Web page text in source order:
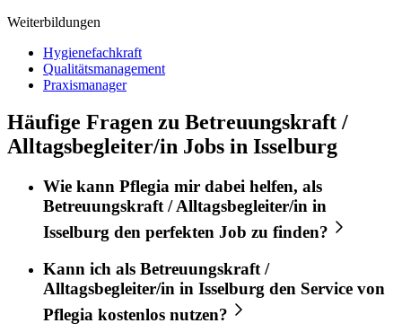
Weiterbildungen
Hygienefachkraft
Qualitätsmanagement
Praxismanager
Häufige Fragen zu Betreuungskraft /
Alltagsbegleiter/in Jobs in Isselburg
Wie kann Pflegia mir dabei helfen, als
Betreuungskraft / Alltagsbegleiter/in in
Isselburg den perfekten Job zu finden?
Kann ich als Betreuungskraft /
Alltagsbegleiter/in in Isselburg den Service von
Pflegia kostenlos nutzen?